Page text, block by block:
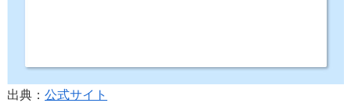
出典： 公式サイト